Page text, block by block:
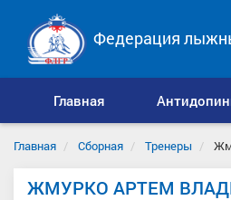
Федерация
Главная
Главная Сборная Тренеры
ЖМУРКО АРТЕМ